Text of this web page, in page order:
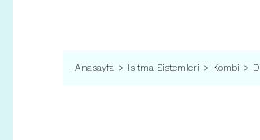
Anasayfa Isıtma Sistemleri Kombi